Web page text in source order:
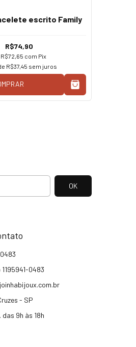
escrito Family
R$74,90
R$72,65 com Pix
R$37,45 sem juros
0483
- SP
das 9h às 18h